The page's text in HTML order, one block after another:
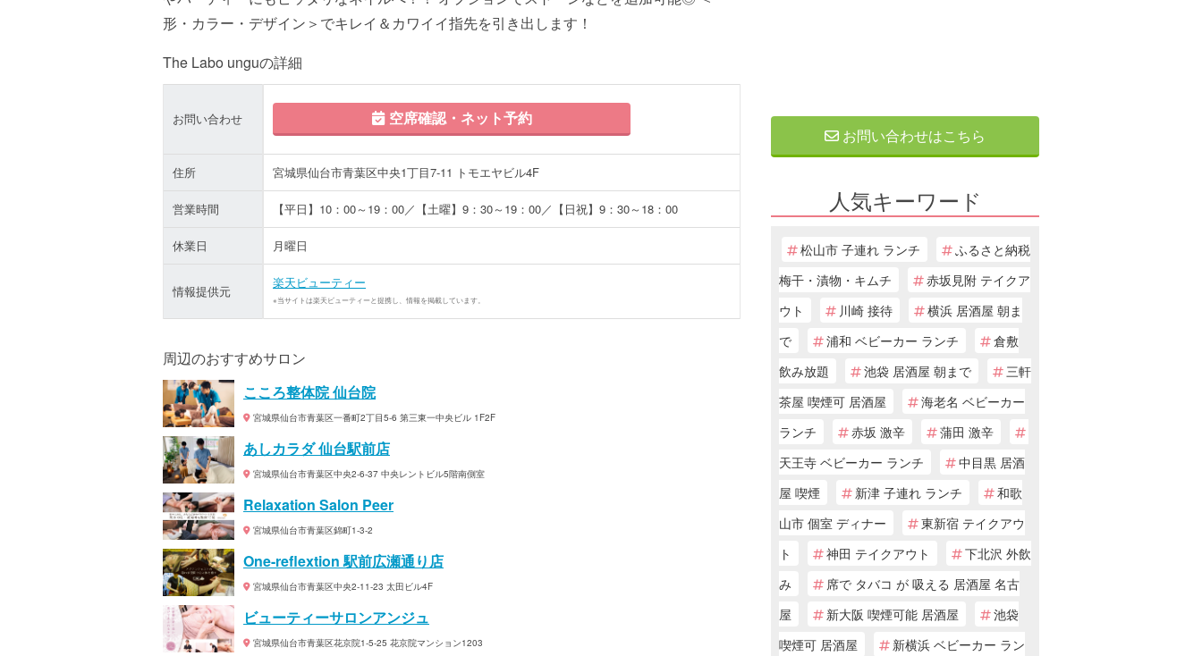
形・カラー・デザイン＞でキレイ＆カワイイ指先を引き出します！
The Labo unguの詳細
お問い合わせ 空席確認・ネット予約
住所 宮城県仙台市青葉区中央1丁目7-11 トモエヤビル4F
営業時間 【平日】10：00～19：00／【土曜】9：30～19：00／【日祝】9：30～18：00
休業日 月曜日
情報提供元
楽天ビューティー
※当サイトは楽天ビューティーと提携し、情報を掲載しています。
周辺のおすすめサロン
こころ整体院 仙台院
宮城県仙台市青葉区一番町2丁目5-6 第三東一中央ビル 1F2F
あしカラダ 仙台駅前店
宮城県仙台市青葉区中央2-6-37 中央レントビル5階南側室
Relaxation Salon Peer
宮城県仙台市青葉区錦町1-3-2
One-reflextion 駅前広瀬通り店
宮城県仙台市青葉区中央2-11-23 太田ビル4F
ビューティーサロンアンジュ
宮城県仙台市青葉区花京院1-5-25 花京院マンション1203
お問い合わせはこちら
人気キーワード
松山市 子連れ ランチ
ふるさと納税
梅干・漬物・キムチ
赤坂見附 テイクア
ウト
川崎 接待
横浜 居酒屋 朝ま
で
浦和 ベビーカー ランチ
倉敷
飲み放題
池袋 居酒屋 朝まで
三軒
茶屋 喫煙可 居酒屋
海老名 ベビーカー
ランチ
赤坂 激辛
蒲田 激辛
天王寺 ベビーカー ランチ
中目黒 居酒
屋 喫煙
新津 子連れ ランチ
和歌
山市 個室 ディナー
東新宿 テイクアウ
ト
神田 テイクアウト
下北沢 外飲
み
席で タバコ が 吸える 居酒屋 名古
屋
新大阪 喫煙可能 居酒屋
池袋
喫煙可 居酒屋
新横浜 ベビーカー ラン